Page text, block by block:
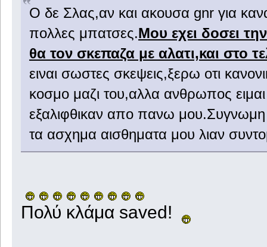
Ο δε Σλας,αν και ακουσα gnr για
πολλες μπατσες.Μου εχει δοσει
θα τον σκεπαζα με αλατι,και στο
ειναι σωστες σκεψεις,ξερω οτι
κοσμο μαζι του,αλλα ανθρωπος
εξαλιφθικαν απο πανω
τα ασχημα αισθηματα μου λιαν
Πολύ κλάμα saved!